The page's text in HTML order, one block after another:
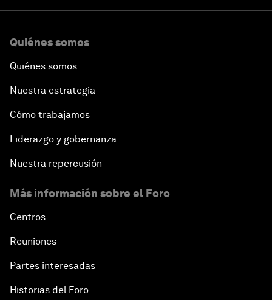
Quiénes somos
Quiénes somos
Nuestra estrategia
Cómo trabajamos
Liderazgo y gobernanza
Nuestra repercusión
Más información sobre el Foro
Centros
Reuniones
Partes interesadas
Historias del Foro